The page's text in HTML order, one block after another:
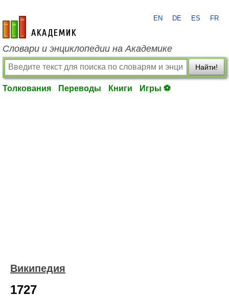
academic.ru
EN DE ES FR
Словари и энциклопедии на Академике
Найти!
Толкования Переводы Книги Игры ⚽
Википедия
1727